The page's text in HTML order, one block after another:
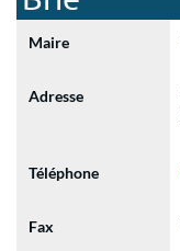
Maire
Adresse
Téléphone
Fax